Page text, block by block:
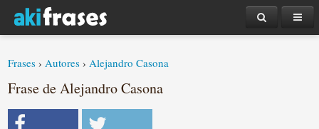
Frases ›Autores ›Alejandro Casona
Frase de Alejandro Casona